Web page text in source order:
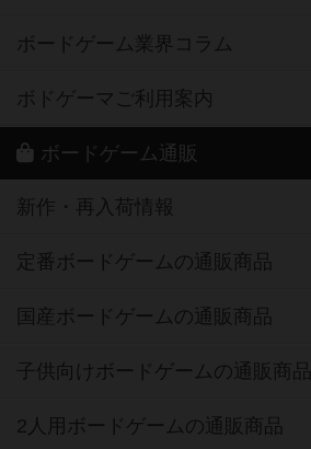
ボードゲーム業界コラム
ボドゲーマご利用案内
ボードゲーム通販
新作・再入荷情報
定番ボードゲームの通販商品
国産ボードゲームの通販商品
子供向けボードゲームの通販商品
2人用ボードゲームの通販商品